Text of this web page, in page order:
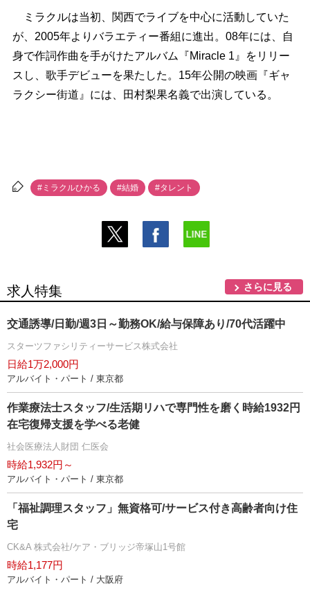
ミラクルは当初、関西でライブを中心に活動していた
が、2005年よりバラエティー番組に進出。08年には、自
身で作詞作曲を手がけたアルバム『Miracle 1』をリリー
スし、歌手デビューを果たした。15年公開の映画『ギャ
ラクシー街道』には、田村梨果名義で出演している。
#ミラクルひかる #結婚 #タレント
求人特集 さらに見る
交通誘導/日勤/週3日～勤務OK/給与保障あり/70代活躍中
スターツファシリティーサービス株式会社
日給1万2,000円
アルバイト・パート / 東京都
作業療法士スタッフ/生活期リハで専門性を磨く時給1932円
在宅復帰支援を学べる老健
社会医療法人財団 仁医会
時給1,932円～
アルバイト・パート / 東京都
「福祉調理スタッフ」無資格可/サービス付き高齢者向け住
宅
CK&A 株式会社/ケア・ブリッジ帝塚山1号館
時給1,177円
アルバイト・パート / 大阪府